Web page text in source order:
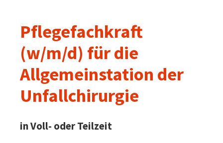
Pflegefachkraft
(w/m/d) für die
Allgemeinstation der
Unfallchirurgie
in Voll- oder Teilzeit